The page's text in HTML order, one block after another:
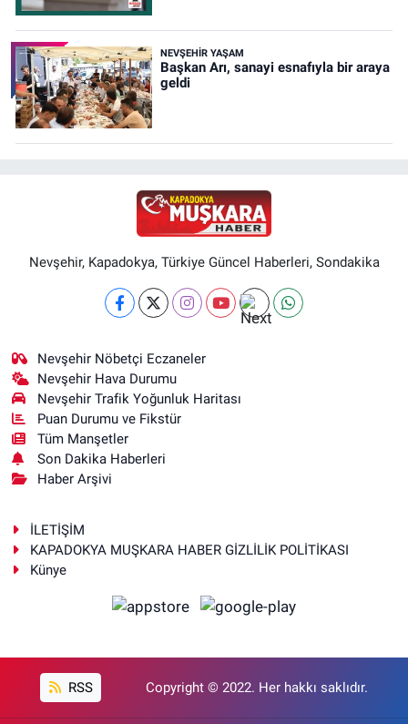
NEVŞEHIR YAŞAM
Başkan Arı, sanayi esnafıyla bir araya
geldi
Nevşehir, Kapadokya, Türkiye Güncel Haberleri, Sondakika
Nevşehir Nöbetçi Eczaneler
Nevşehir Hava Durumu
Nevşehir Trafik Yoğunluk Haritası
Puan Durumu ve Fikstür
Tüm Manşetler
Son Dakika Haberleri
Haber Arşivi
İLETİŞİM
KAPADOKYA MUŞKARA HABER GİZLİLİK POLİTİKASI
Künye
RSS Copyright © 2022. Her hakkı saklıdır.